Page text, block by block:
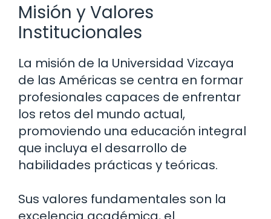
Misión y Valores
Institucionales
La misión de la Universidad Vizcaya
de las Américas se centra en formar
profesionales capaces de enfrentar
los retos del mundo actual,
promoviendo una educación integral
que incluya el desarrollo de
habilidades prácticas y teóricas.
Sus valores fundamentales son la